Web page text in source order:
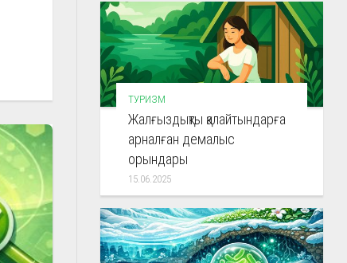
ТУРИЗМ
Жалғыздықты қалайтындарға
арналған демалыс
орындары
15.06.2025